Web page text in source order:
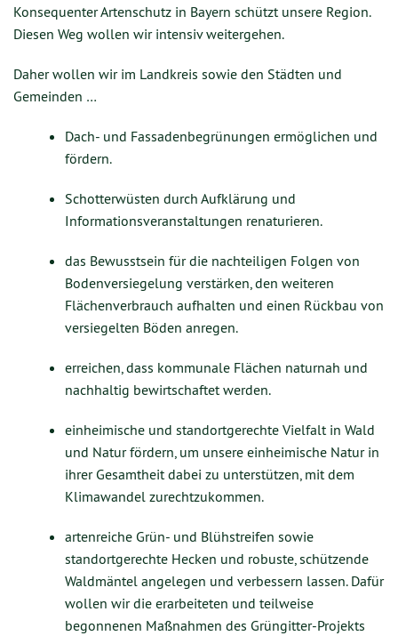
Konsequenter Artenschutz in Bayern schützt unsere Region.
Diesen Weg wollen wir intensiv weitergehen.
Daher wollen wir im Landkreis sowie den Städten und
Gemeinden …
Dach- und Fassadenbegrünungen ermöglichen und
fördern.
Schotterwüsten durch Aufklärung und
Informationsveranstaltungen renaturieren.
das Bewusstsein für die nachteiligen Folgen von
Bodenversiegelung verstärken, den weiteren
Flächenverbrauch aufhalten und einen Rückbau von
versiegelten Böden anregen.
erreichen, dass kommunale Flächen naturnah und
nachhaltig bewirtschaftet werden.
einheimische und standortgerechte Vielfalt in Wald
und Natur fördern, um unsere einheimische Natur in
ihrer Gesamtheit dabei zu unterstützen, mit dem
Klimawandel zurechtzukommen.
artenreiche Grün- und Blühstreifen sowie
standortgerechte Hecken und robuste, schützende
Waldmäntel angelegen und verbessern lassen. Dafür
wollen wir die erarbeiteten und teilweise
begonnenen Maßnahmen des Grüngitter-Projekts